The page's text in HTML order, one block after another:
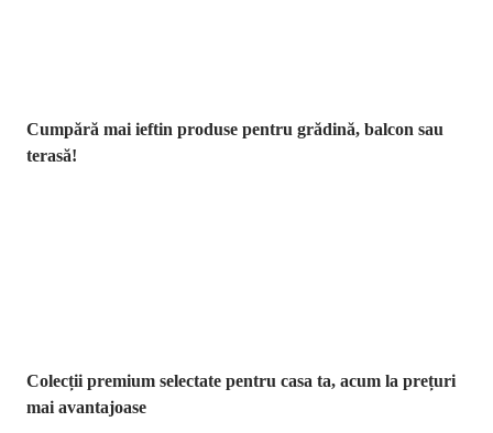
Cumpără mai ieftin produse pentru grădină, balcon sau
terasă!
Colecții premium selectate pentru casa ta, acum la prețuri
mai avantajoase